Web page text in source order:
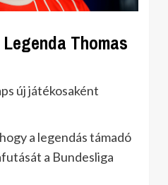
Thomas
új játékosaként
a legendás támadó
a Bundesliga